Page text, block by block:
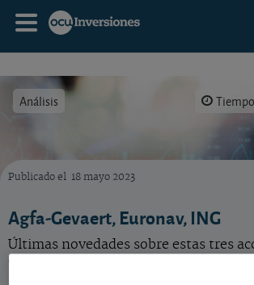
Análisis
Últimas noticias para invertir bien en bolsa sobre estas
Publicado el 18 mayo 2023
Agfa-Gevaert, Euronav, ING
Últimas novedades sobre estas tres